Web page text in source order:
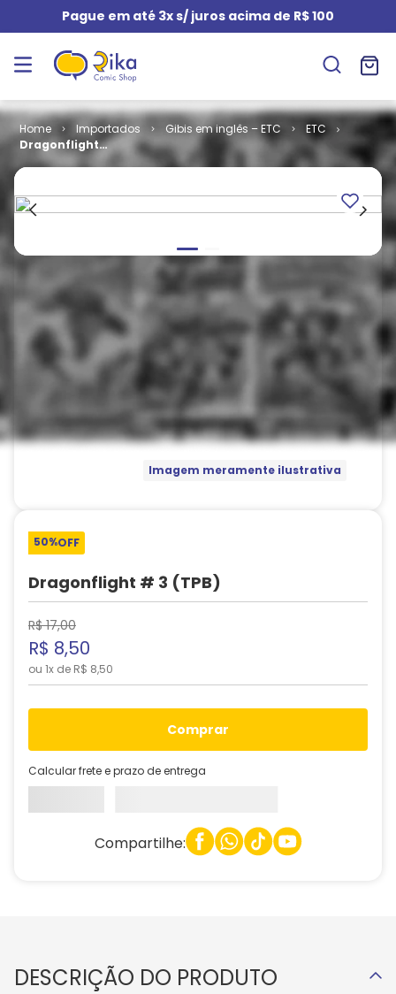
Pague em até 3x s/ juros acima de R$ 100
Importados Gibis em inglês – ETC
ETC
Dragonflight
# 3 (TPB)
Imagem meramente ilustrativa
50%OFF
Dragonflight # 3 (TPB)
R$ 17,00
R$ 8,50
ou 1x de R$ 8,50
comprar
Calcular frete e prazo de entrega
Compartilhe:
DESCRIÇÃO DO PRODUTO